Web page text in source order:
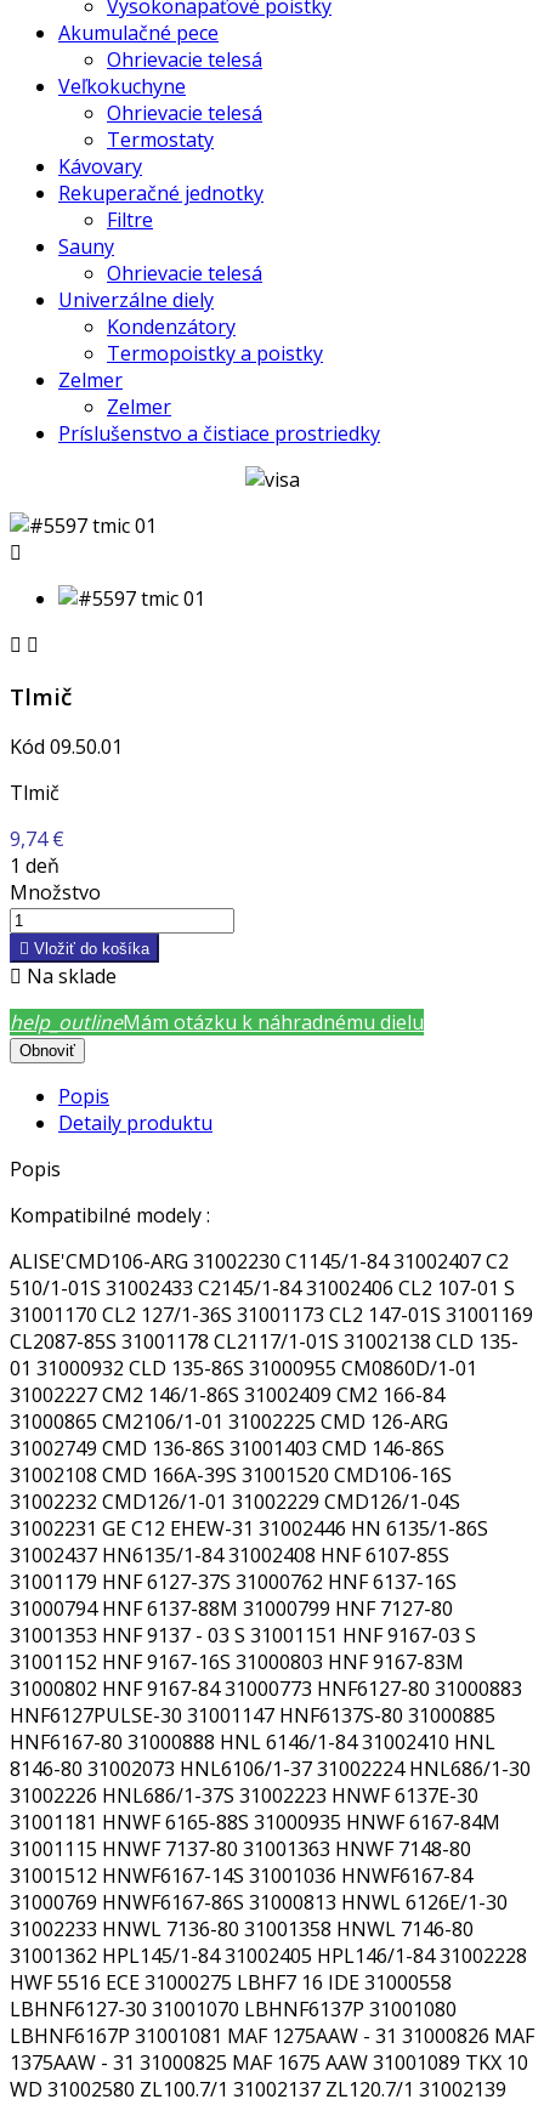
Vysokonapäťové poistky
Akumulačné pece
Ohrievacie telesá
Veľkokuchyne
Ohrievacie telesá
Termostaty
Kávovary
Rekuperačné jednotky
Filtre
Sauny
Ohrievacie telesá
Univerzálne diely
Kondenzátory
Termopoistky a poistky
Zelmer
Zelmer
Príslušenstvo a čistiace prostriedky

 
Tlmič
Kód 09.50.01
Tlmič
9,74 €
1 deň
Množstvo
 Vložiť do košíka
 Na sklade
help_outlineMám otázku k náhradnému dielu
Popis
Detaily produktu
Popis
Kompatibilné modely :
ALISE'CMD106-ARG 31002230 C1145/1-84 31002407 C2
510/1-01S 31002433 C2145/1-84 31002406 CL2 107-01 S
31001170 CL2 127/1-36S 31001173 CL2 147-01S 31001169
CL2087-85S 31001178 CL2117/1-01S 31002138 CLD 135-
01 31000932 CLD 135-86S 31000955 CM0860D/1-01
31002227 CM2 146/1-86S 31002409 CM2 166-84
31000865 CM2106/1-01 31002225 CMD 126-ARG
31002749 CMD 136-86S 31001403 CMD 146-86S
31002108 CMD 166A-39S 31001520 CMD106-16S
31002232 CMD126/1-01 31002229 CMD126/1-04S
31002231 GE C12 EHEW-31 31002446 HN 6135/1-86S
31002437 HN6135/1-84 31002408 HNF 6107-85S
31001179 HNF 6127-37S 31000762 HNF 6137-16S
31000794 HNF 6137-88M 31000799 HNF 7127-80
31001353 HNF 9137 - 03 S 31001151 HNF 9167-03 S
31001152 HNF 9167-16S 31000803 HNF 9167-83M
31000802 HNF 9167-84 31000773 HNF6127-80 31000883
HNF6127PULSE-30 31001147 HNF6137S-80 31000885
HNF6167-80 31000888 HNL 6146/1-84 31002410 HNL
8146-80 31002073 HNL6106/1-37 31002224 HNL686/1-30
31002226 HNL686/1-37S 31002223 HNWF 6137E-30
31001181 HNWF 6165-88S 31000935 HNWF 6167-84M
31001115 HNWF 7137-80 31001363 HNWF 7148-80
31001512 HNWF6167-14S 31001036 HNWF6167-84
31000769 HNWF6167-86S 31000813 HNWL 6126E/1-30
31002233 HNWL 7136-80 31001358 HNWL 7146-80
31001362 HPL145/1-84 31002405 HPL146/1-84 31002228
HWF 5516 ECE 31000275 LBHF7 16 IDE 31000558
LBHNF6127-30 31001070 LBHNF6137P 31001080
LBHNF6167P 31001081 MAF 1275AAW - 31 31000826 MAF
1375AAW - 31 31000825 MAF 1675 AAW 31001089 TKX 10
WD 31002580 ZL100.7/1 31002137 ZL120.7/1 31002139